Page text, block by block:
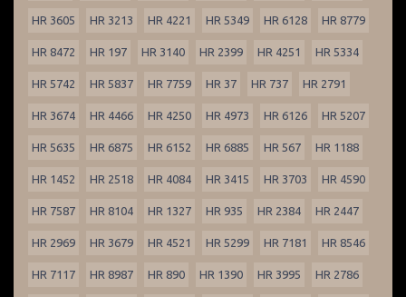
HR 3605 HR 3213 HR 4221 HR 5349 HR 6128 HR 8779
HR 8472 HR 197 HR 3140 HR 2399 HR 4251 HR 5334
HR 5742 HR 5837 HR 7759 HR 37 HR 737 HR 2791
HR 3674 HR 4466 HR 4250 HR 4973 HR 6126 HR 5207
HR 5635 HR 6875 HR 6152 HR 6885 HR 567 HR 1188
HR 1452 HR 2518 HR 4084 HR 3415 HR 3703 HR 4590
HR 7587 HR 8104 HR 1327 HR 935 HR 2384 HR 2447
HR 2969 HR 3679 HR 4521 HR 5299 HR 7181 HR 8546
HR 7117 HR 8987 HR 890 HR 1390 HR 3995 HR 2786